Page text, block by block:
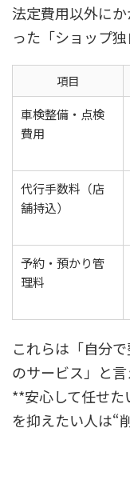
法定費用以外にか
った「ショップ独
項目
車検整備・点検
費用
代行手数料（店
舗持込）
予約・預かり管
理料
これらは「自分
のサービス」と言
**安心して任せ
を抑えたい人は“